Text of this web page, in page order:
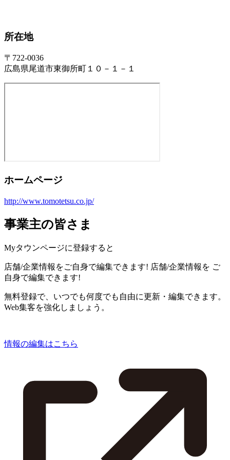
所在地
〒722-0036
広島県尾道市東御所町１０－１－１
ホームページ
http://www.tomotetsu.co.jp/
事業主の皆さま
Myタウンページに登録すると
店舗/企業情報をご自身で編集できます! 店舗/企業情報を ご
自身で編集できます!
無料登録で、いつでも何度でも自由に更新・編集できます。
Web集客を強化しましょう。
情報の編集はこちら